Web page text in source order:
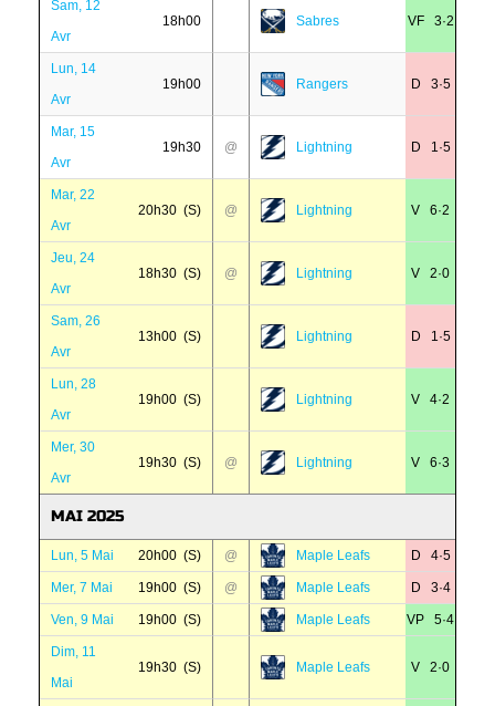
Sam, 12
Avr
18h00 Sabres VF 3·2
Lun, 14
Avr
19h00 Rangers D 3·5
Mar, 15
Avr
19h30 @ Lightning D 1·5
Mar, 22
Avr
20h30 (S) @ Lightning V 6·2
Jeu, 24
Avr
18h30 (S) @ Lightning V 2·0
Sam, 26
Avr
13h00 (S) Lightning D 1·5
Lun, 28
Avr
19h00 (S) Lightning V 4·2
Mer, 30
Avr
19h30 (S) @ Lightning V 6·3
MAI 2025
Lun, 5 Mai 20h00 (S) @ Maple Leafs D 4·5
Mer, 7 Mai 19h00 (S) @ Maple Leafs D 3·4
Ven, 9 Mai 19h00 (S) Maple Leafs VP 5·4
Dim, 11
Mai
19h30 (S) Maple Leafs V 2·0